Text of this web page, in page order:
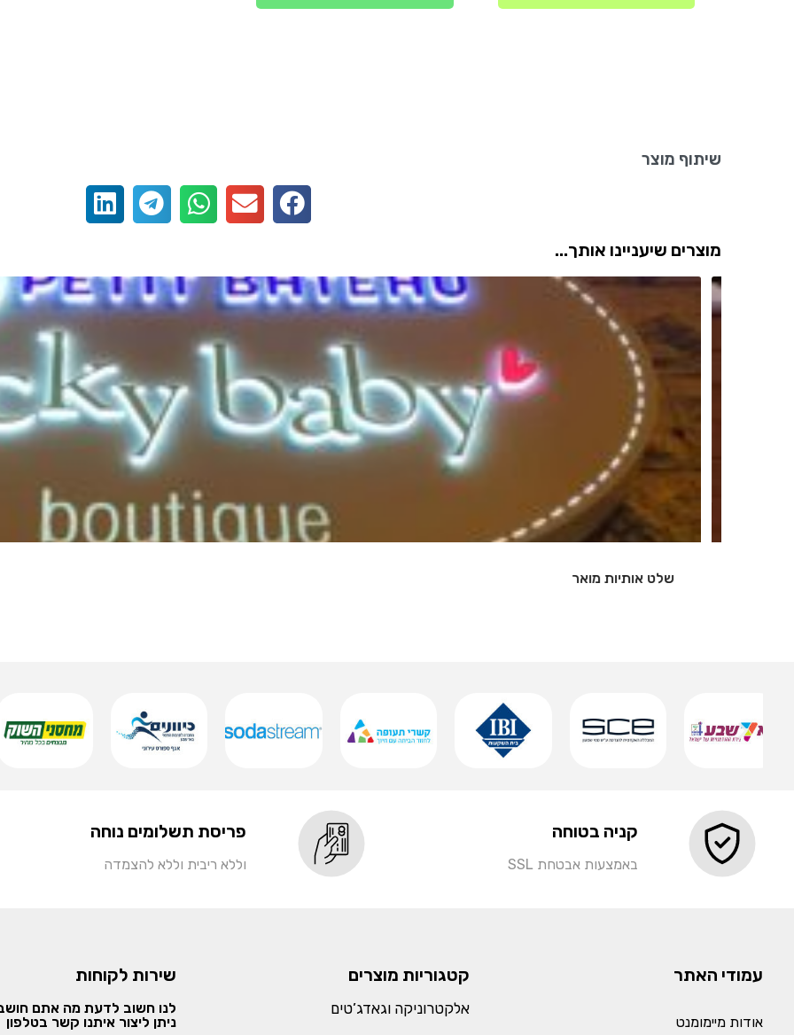
שיתוף מוצר
מוצרים שיעניינו אותך...
שלט אותיות מואר
קניה בטוחה
באמצעות אבטחת SSL
פריסת תשלומים נוחה
וללא ריבית וללא להצמדה
עמודי האתר
אודות מיימומנט
קטגוריות מוצרים
אלקטרוניקה וגאדג’טים
שירות לקוחות
לנו חשוב לדעת מה אתם
ניתן ליצור איתנו קשר בטלפון